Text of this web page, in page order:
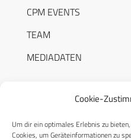
Cookie-
Um dir ein optimales Erlebnis zu
Cookies, um Geräteinformationen zu
CPM EVENTS
TEAM
MEDIADATEN
RECHTLICHES